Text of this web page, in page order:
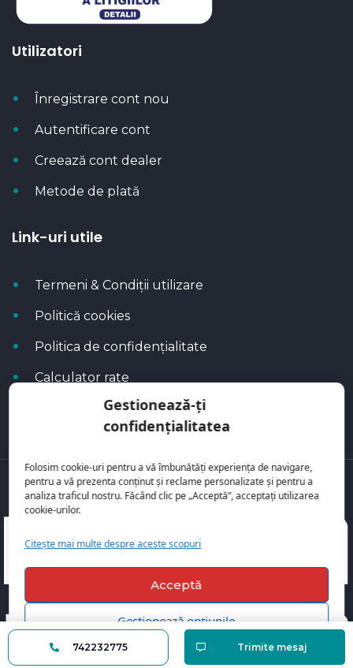
Gestionează-ți
confidențialitatea
Folosim cookie-uri pentru a vă îmbunătăți experiența de navigare,
pentru a vă prezenta conținut și reclame personalizate și pentru a
analiza traficul nostru. Făcând clic pe „Acceptă”, acceptați utilizarea
cookie-urilor.
Citește mai multe despre aceste scopuri
Acceptă
Gestionează opțiunile
742232775 Trimite mesaj
Utilizatori
Înregistrare cont nou
Autentificare cont
Creează cont dealer
Metode de plată
Link-uri utile
Termeni & Condiții utilizare
Politică cookies
Politica de confidențialitate
Calculator rate
Blog Autoflux
Toate mașinile se regăsesc peAutoFlux